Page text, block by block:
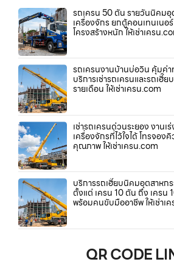
รถเครน 50 ตัน รายวันนิคมอุ
เครื่องจักร ยกตู้คอนเทนเนอ
โครงสร้างหนัก ให้เช่าเครน
รถเครนงานบ้านบ่อวิน คุ้มค่
บริการเช่ารถเครนและรถเฮี๊
รายเดือน ให้เช่าเครน.com
เช่ารถเครนด่วนระยอง งาน
เครื่องจักรที่ไว้ใจได้ โทรจอง
คุณภาพ ให้เช่าเครน.com
บริการรถเฮี๊ยบนิคมอุตสาหก
ตั้งแต่ เครน 10 ตัน ถึง เครน
พร้อมคนขับมืออาชีพ ให้เช่าเ
QR CODE